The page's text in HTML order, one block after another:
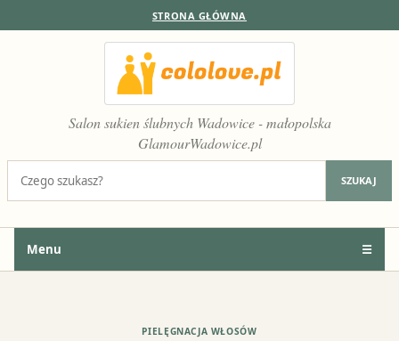
STRONA GŁÓWNA
Salon sukien ślubnych Wadowice - małopolska
GlamourWadowice.pl
SZUKAJ
Menu ☰
PIELĘGNACJA WŁOSÓW